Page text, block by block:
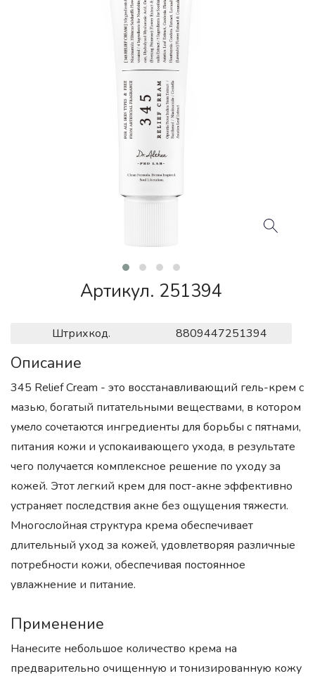
Артикул. 251394
Штрихкод. 8809447251394
Описание
345 Relief Cream - это восстанавливающий гель-крем с
мазью, богатый питательными веществами, в котором
умело сочетаются ингредиенты для борьбы с пятнами,
питания кожи и успокаивающего ухода, в результате
чего получается комплексное решение по уходу за
кожей. Этот легкий крем для пост-акне эффективно
устраняет последствия акне без ощущения тяжести.
Многослойная структура крема обеспечивает
длительный уход за кожей, удовлетворяя различные
потребности кожи, обеспечивая постоянное
увлажнение и питание.
Применение
Нанесите небольшое количество крема на
предварительно очищенную и тонизированную кожу